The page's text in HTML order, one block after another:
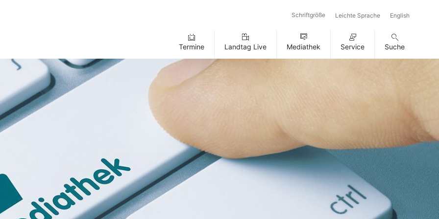
Schriftgröße Leichte Sprache English
Termine Landtag Live Mediathek Service Suche